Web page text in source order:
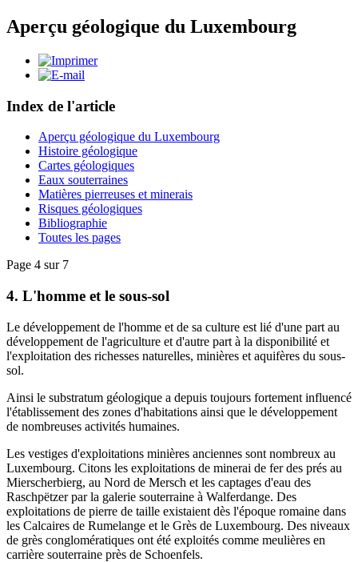
Aperçu géologique du Luxembourg
Index de l'article
Aperçu géologique du Luxembourg
Histoire géologique
Cartes géologiques
Eaux souterraines
Matières pierreuses et minerais
Risques géologiques
Bibliographie
Toutes les pages
Page 4 sur 7
4. L'homme et le sous-sol
Le développement de l'homme et de sa culture est lié d'une part au
développement de l'agriculture et d'autre part à la disponibilité et
l'exploitation des richesses naturelles, minières et aquifères du sous-
sol.
Ainsi le substratum géologique a depuis toujours fortement influencé
l'établissement des zones d'habitations ainsi que le développement
de nombreuses activités humaines.
Les vestiges d'exploitations minières anciennes sont nombreux au
Luxembourg. Citons les exploitations de minerai de fer des prés au
Mierscherbierg, au Nord de Mersch et les captages d'eau des
Raschpëtzer par la galerie souterraine à Walferdange. Des
exploitations de pierre de taille existaient dès l'époque romaine dans
les Calcaires de Rumelange et le Grès de Luxembourg. Des niveaux
de grès conglomératiques ont été exploités comme meulières en
carrière souterraine près de Schoenfels.